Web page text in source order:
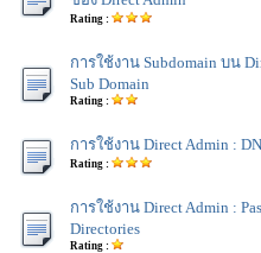
Rating :
การใช้งาน Subdomain บน
Sub Domain
Rating :
การใช้งาน Direct Admin :
Rating :
การใช้งาน Direct Admin :
Directories
Rating :